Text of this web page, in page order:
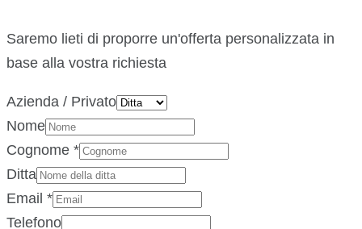
Saremo lieti di proporre un'offerta personalizzata in
base alla vostra richiesta
Azienda / Privato
Nome
Cognome *
Ditta
Email *
Telefono